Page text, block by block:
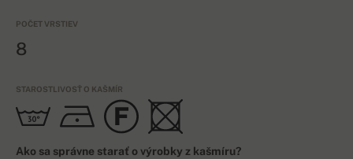
POČET VRSTIEV
8
STAROSTLIVOSŤ O KAŠMÍR
Ako sa správne starať o výrobky z kašmíru?